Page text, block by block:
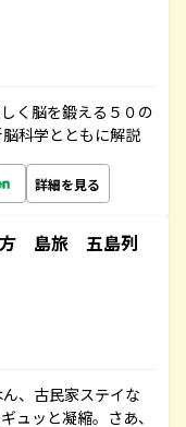
く脳を鍛える５０の
科学とともに解説
詳細を見る
島旅 五島列
、古民家ステイな
ュッと凝縮。さあ、